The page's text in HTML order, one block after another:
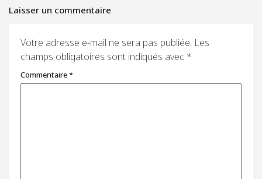
Laisser un commentaire
Votre adresse e-mail ne sera pas publiée. Les
champs obligatoires sont indiqués avec *
Commentaire*